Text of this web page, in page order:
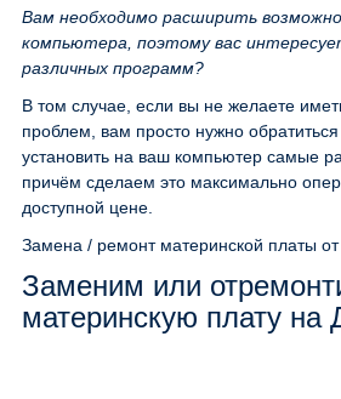
Вам необходимо расширить
компьютера, поэтому вас
различных программ?
В том случае, если вы не желаете
проблем, вам просто нужно
установить на ваш компьютер самые
причём сделаем это максимально
доступной цене.
Замена / ремонт материнской платы
Заменим или
материнскую плату на